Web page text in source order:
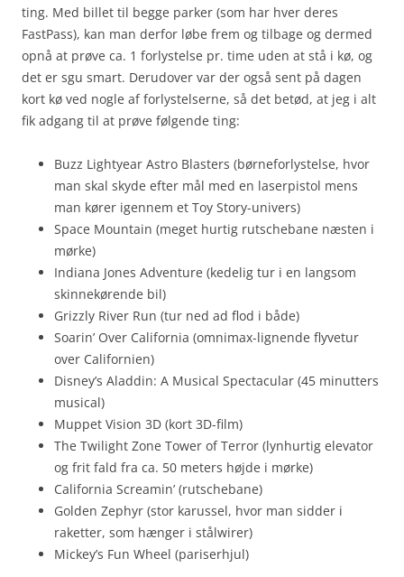
ting. Med billet til begge parker (som har hver deres
FastPass), kan man derfor løbe frem og tilbage og dermed
opnå at prøve ca. 1 forlystelse pr. time uden at stå i kø, og
det er sgu smart. Derudover var der også sent på dagen
kort kø ved nogle af forlystelserne, så det betød, at jeg i alt
fik adgang til at prøve følgende ting:
Buzz Lightyear Astro Blasters (børneforlystelse, hvor
man skal skyde efter mål med en laserpistol mens
man kører igennem et Toy Story-univers)
Space Mountain (meget hurtig rutschebane næsten i
mørke)
Indiana Jones Adventure (kedelig tur i en langsom
skinnekørende bil)
Grizzly River Run (tur ned ad flod i både)
Soarin’ Over California (omnimax-lignende flyvetur
over Californien)
Disney’s Aladdin: A Musical Spectacular (45 minutters
musical)
Muppet Vision 3D (kort 3D-film)
The Twilight Zone Tower of Terror (lynhurtig elevator
og frit fald fra ca. 50 meters højde i mørke)
California Screamin’ (rutschebane)
Golden Zephyr (stor karussel, hvor man sidder i
raketter, som hænger i stålwirer)
Mickey’s Fun Wheel (pariserhjul)